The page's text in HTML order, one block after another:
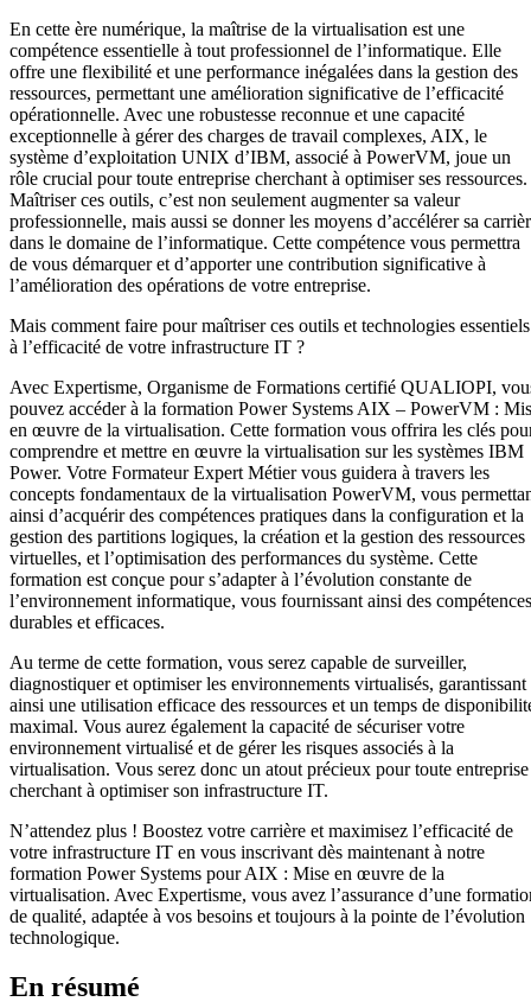
En cette ère numérique, la maîtrise de la virtualisation est une
compétence essentielle à tout professionnel de l’informatique. Elle
offre une flexibilité et une performance inégalées dans la gestion des
ressources, permettant une amélioration significative de l’efficacité
opérationnelle. Avec une robustesse reconnue et une capacité
exceptionnelle à gérer des charges de travail complexes, AIX, le
système d’exploitation UNIX d’IBM, associé à PowerVM, joue un
rôle crucial pour toute entreprise cherchant à optimiser ses ressources.
Maîtriser ces outils, c’est non seulement augmenter sa valeur
professionnelle, mais aussi se donner les moyens d’accélérer sa
dans le domaine de l’informatique. Cette compétence vous permettra
de vous démarquer et d’apporter une contribution significative à
l’amélioration des opérations de votre entreprise.
Mais comment faire pour maîtriser ces outils et technologies essentiels
à l’efficacité de votre infrastructure IT ?
Avec Expertisme, Organisme de Formations certifié QUALIOPI,
pouvez accéder à la formation Power Systems AIX – PowerVM :
en œuvre de la virtualisation. Cette formation vous offrira les clés
comprendre et mettre en œuvre la virtualisation sur les systèmes IBM
Power. Votre Formateur Expert Métier vous guidera à travers les
concepts fondamentaux de la virtualisation PowerVM, vous
ainsi d’acquérir des compétences pratiques dans la configuration et la
gestion des partitions logiques, la création et la gestion des ressources
virtuelles, et l’optimisation des performances du système. Cette
formation est conçue pour s’adapter à l’évolution constante de
l’environnement informatique, vous fournissant ainsi des compétences
durables et efficaces.
Au terme de cette formation, vous serez capable de surveiller,
diagnostiquer et optimiser les environnements virtualisés, garantissant
ainsi une utilisation efficace des ressources et un temps de
maximal. Vous aurez également la capacité de sécuriser votre
environnement virtualisé et de gérer les risques associés à la
virtualisation. Vous serez donc un atout précieux pour toute entreprise
cherchant à optimiser son infrastructure IT.
N’attendez plus ! Boostez votre carrière et maximisez l’efficacité de
votre infrastructure IT en vous inscrivant dès maintenant à notre
formation Power Systems pour AIX : Mise en œuvre de la
virtualisation. Avec Expertisme, vous avez l’assurance d’une
de qualité, adaptée à vos besoins et toujours à la pointe de l’évolution
technologique.
En résumé